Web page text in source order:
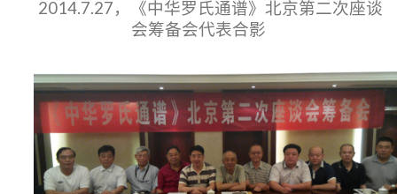
2014.7.27，《中华罗氏通谱》北京第二次座谈
会筹备会代表合影